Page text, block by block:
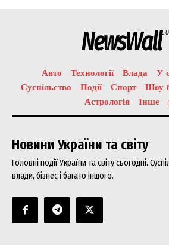
NewsWall
Авто Технології Влада У
Суспільство
Події Спорт Шоу
Астрологія
Інше
Новини України та світу
Головні події України та світу сьогодні.
влади, бізнес і багато іншого.